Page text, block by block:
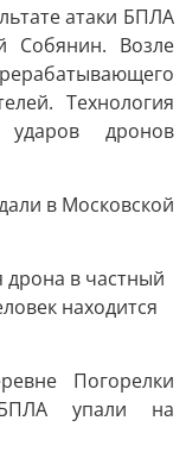
атаки БПЛА
Собянин. Возле
Технология
дронов
в Московской
дрона в частный
находится
Погорелки
упали на